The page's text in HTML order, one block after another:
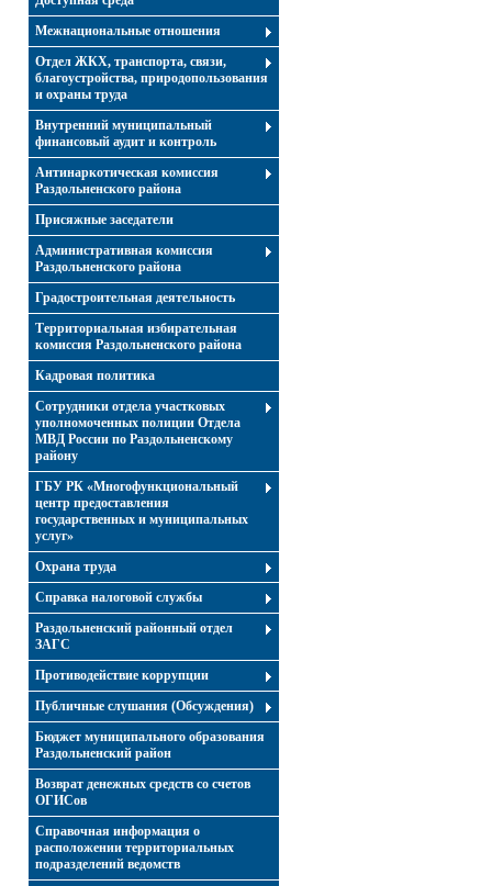
Межнациональные отношения
Отдел ЖКХ, транспорта, связи,
благоустройства, природопользования
и охраны труда
Внутренний муниципальный
финансовый аудит и контроль
Антинаркотическая комиссия
Раздольненского района
Присяжные заседатели
Административная комиссия
Раздольненского района
Градостроительная деятельность
Территориальная избирательная
комиссия Раздольненского района
Кадровая политика
Сотрудники отдела участковых
уполномоченных полиции Отдела
МВД России по Раздольненскому
району
ГБУ РК «Многофункциональный
центр предоставления
государственных и муниципальных
услуг»
Охрана труда
Справка налоговой службы
Раздольненский районный отдел
ЗАГС
Противодействие коррупции
Публичные слушания (Обсуждения)
Бюджет муниципального образования
Раздольненский район
Возврат денежных средств со счетов
ОГИСов
Справочная информация о
расположении территориальных
подразделений ведомств